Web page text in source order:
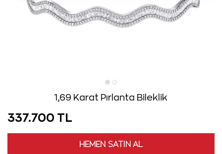
1,69 Karat Pırlanta Bileklik
337.700 TL
HEMEN SATIN AL